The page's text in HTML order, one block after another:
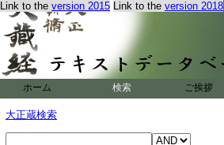
Link to the version 2015 Link to the version 2018
ホーム 検索 ご挨拶
大正蔵検索